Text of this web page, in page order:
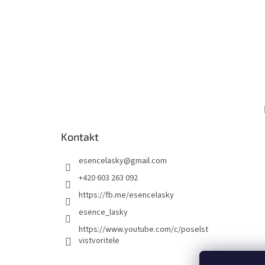
Kontakt
esencelasky@gmail.com
+420 603 263 092
https://fb.me/esencelasky
esence_lasky
https://www.youtube.com/c/poselst
vistvoritele